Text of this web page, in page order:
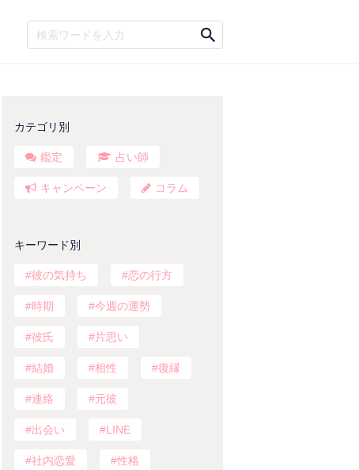
カテゴリ別
鑑定 占い師
キャンペーン コラム
キーワード別
彼の気持ち 恋の行方
時期 今週の運勢
彼氏 片思い
結婚 相性 復縁
連絡 元彼
出会い LINE
社内恋愛 性格